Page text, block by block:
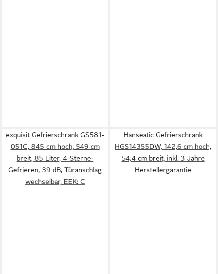
exquisit Gefrierschrank GS581-
051C, 845 cm hoch, 549 cm
breit, 85 Liter, 4-Sterne-
Gefrieren, 39 dB, Türanschlag
wechselbar, EEK: C
Hanseatic Gefrierschrank
HGS14355DW, 142,6 cm hoch,
54,4 cm breit, inkl. 3 Jahre
Herstellergarantie